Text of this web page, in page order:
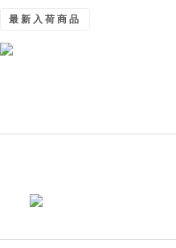
最新入荷商品